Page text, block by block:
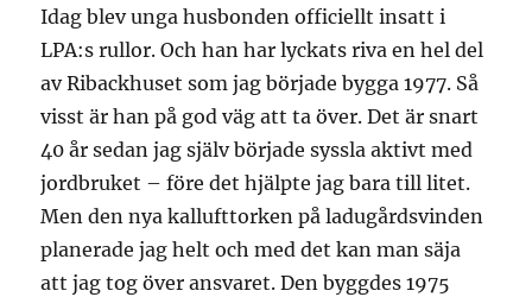
Idag blev unga husbonden officiellt insatt i
LPA:s rullor. Och han har lyckats riva en hel del
av Ribackhuset som jag började bygga 1977. Så
visst är han på god väg att ta över. Det är snart
40 år sedan jag själv började syssla aktivt med
jordbruket – före det hjälpte jag bara till litet.
Men den nya kallufttorken på ladugårdsvinden
planerade jag helt och med det kan man säja
att jag tog över ansvaret. Den byggdes 1975